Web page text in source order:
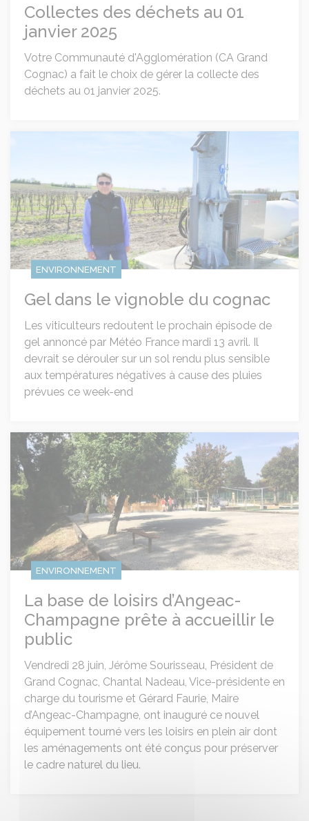
Collectes des déchets au 01
janvier 2025
Votre Communauté d'Agglomération (CA Grand
Cognac) a fait le choix de gérer la collecte des
déchets au 01 janvier 2025.
ENVIRONNEMENT
Gel dans le vignoble du cognac
Les viticulteurs redoutent le prochain épisode de
gel annoncé par Météo France mardi 13 avril. Il
devrait se dérouler sur un sol rendu plus sensible
aux températures négatives à cause des pluies
prévues ce week-end
La base de loisirs d’Angeac-Champagne prête à
ENVIRONNEMENT
La base de loisirs d’Angeac-
Champagne prête à accueillir le
public
Vendredi 28 juin, Jérôme Sourisseau, Président de
Grand Cognac, Chantal Nadeau, Vice-présidente en
charge du tourisme et Gérard Faurie, Maire
d’Angeac-Champagne, ont inauguré ce nouvel
équipement tourné vers les loisirs en plein air dont
les aménagements ont été conçus pour préserver
le cadre naturel du lieu.